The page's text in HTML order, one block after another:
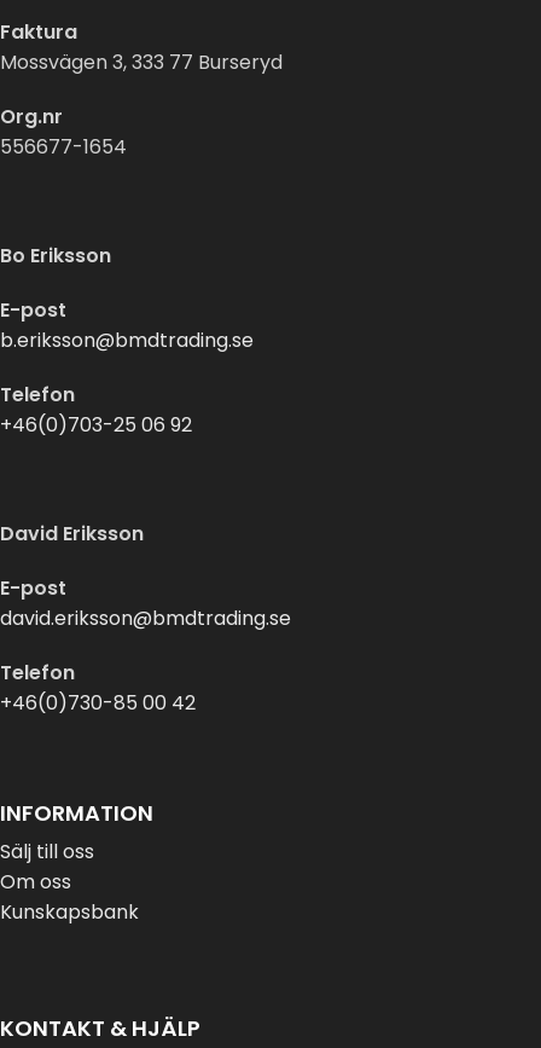
Faktura
Mossvägen 3, 333 77 Burseryd
Org.nr
556677-1654
Bo Eriksson
E-post
b.eriksson@bmdtrading.se
Telefon
+46(0)703-25 06 92
David Eriksson
E-post
david.eriksson@bmdtrading.se
Telefon
+46(0)730-85 00 42
INFORMATION
Sälj till oss
Om oss
Kunskapsbank
KONTAKT & HJÄLP